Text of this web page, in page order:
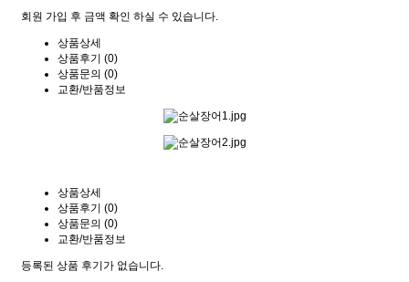
회원 가입 후 금액 확인 하실 수 있습니다.
상품상세
상품후기 (0)
상품문의 (0)
교환/반품정보
상품상세
상품후기 (0)
상품문의 (0)
교환/반품정보
등록된 상품 후기가 없습니다.